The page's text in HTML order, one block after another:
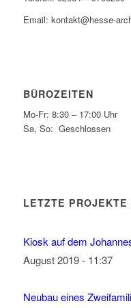
Email: kontakt@hesse-
BÜROZEITEN
Mo-Fr: 8:30 – 17:00 Uhr
Sa, So: Geschlossen
LETZTE PROJEKTE
Kiosk auf dem
August 2019 - 11:37
Neubau eines